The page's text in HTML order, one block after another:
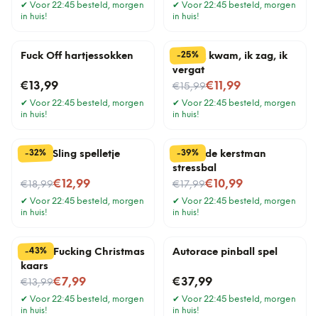
✔ Voor 22:45 besteld, morgen
in huis!
✔ Voor 22:45 besteld, morgen
in huis!
Fuck Off hartjessokken
€13,99
✔ Voor 22:45 besteld, morgen
in huis!
-25%
Mok Ik kwam, ik zag, ik
vergat
€15,99
Nu voor€11,99
✔ Voor 22:45 besteld, morgen
in huis!
-32%
Ghost Sling spelletje
€18,99
Nu voor€12,99
✔ Voor 22:45 besteld, morgen
in huis!
-39%
Pratende kerstman
stressbal
€17,99
Nu voor€10,99
✔ Voor 22:45 besteld, morgen
in huis!
-43%
Merry Fucking Christmas
kaars
€13,99
Nu voor€7,99
✔ Voor 22:45 besteld, morgen
in huis!
Autorace pinball spel
€37,99
✔ Voor 22:45 besteld, morgen
in huis!